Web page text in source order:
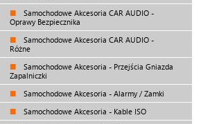
Samochodowe Akcesoria CAR AUDIO -
Oprawy Bezpiecznika
Samochodowe Akcesoria CAR AUDIO -
Różne
Samochodowe Akcesoria - Przejścia Gniazda
Zapalniczki
Samochodowe Akcesoria - Alarmy / Zamki
Samochodowe Akcesoria - Kable ISO